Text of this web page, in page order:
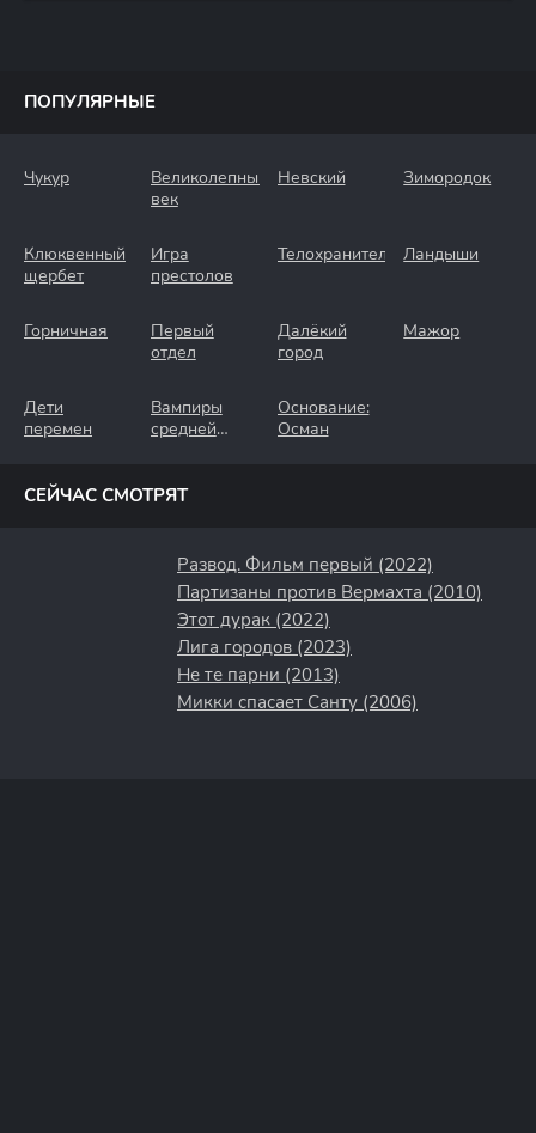
ПОПУЛЯРНЫЕ
Чукур
Великолепный
век
Невский Зимородок
Клюквенный
щербет
Игра
престолов
Телохранители Ландыши
Горничная
Первый
отдел
Далёкий
город
Мажор
Дети
перемен
Вампиры
средней
Основание:
Осман
СЕЙЧАС СМОТРЯТ
Развод. Фильм первый (2022)
Партизаны против Вермахта (2010)
Этот дурак (2022)
Лига городов (2023)
Не те парни (2013)
Микки спасает Санту (2006)